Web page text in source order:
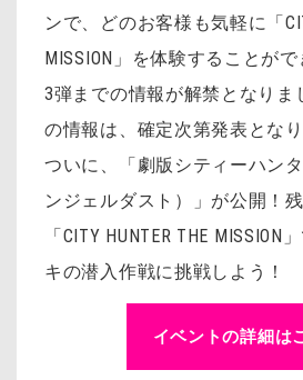
ンで、どのお客様も気軽に「
MISSION」を体験することが
3弾までの情報が解禁となりま
の情報は、確定次第発表となり
ついに、「劇版シティーハン
ンジェルダスト）」が公開！
「CITY HUNTER THE MISSION
キの潜入作戦に挑戦しよう！
イベントの詳細は